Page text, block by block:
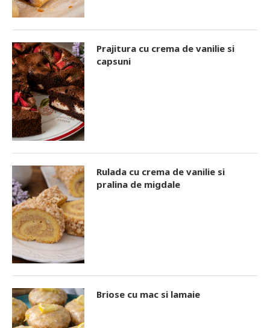
Prajitura cu crema de vanilie si
capsuni
Rulada cu crema de vanilie si
pralina de migdale
Briose cu mac si lamaie